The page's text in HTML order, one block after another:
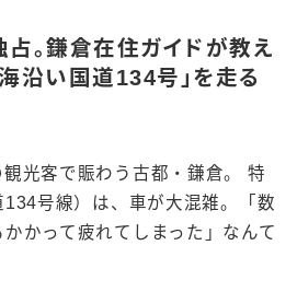
。鎌倉在住ガイドが教え
海沿い国道134号」を走る
光客で賑わう古都・鎌倉。 特
号線）は、車が大混雑。「数
かって疲れてしまった」なんて